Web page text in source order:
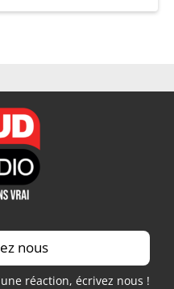
nous
réaction, écrivez nous !